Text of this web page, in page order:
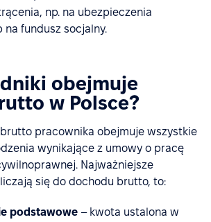
np. na ubezpieczenia
fundusz socjalny.
obejmuje
w Polsce?
pracownika obejmuje wszystkie
wynikające z umowy o pracę
Najważniejsze
się do dochodu brutto, to:
podstawowe – kwota ustalona w